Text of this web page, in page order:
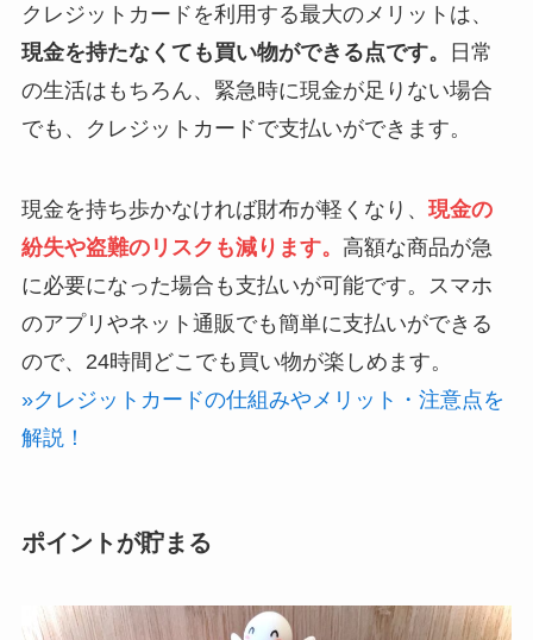
クレジットカードを利用する最大のメリットは、
現金を持たなくても買い物ができる点です。
日常
の生活はもちろん、緊急時に現金が足りない場合
でも、クレジットカードで支払いができます。
現金を持ち歩かなければ財布が軽くなり、 現金の
紛失や盗難のリスクも減ります。 高額な商品が急
に必要になった場合も支払いが可能です。スマホ
のアプリやネット通販でも簡単に支払いができる
ので、24時間どこでも買い物が楽しめます。
»クレジットカードの仕組みやメリット・注意点を
解説！
ポイントが貯まる